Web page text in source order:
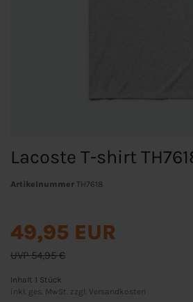
Lacoste T-shirt
Artikelnummer TH7618
UVP 54,95 €
49,95 EUR
Inhalt 1 Stück
inkl. ges. MwSt. zzgl.
Versandkosten